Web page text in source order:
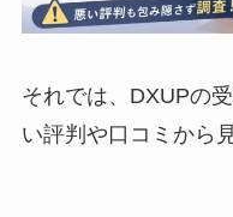
それでは、DXUPの
い評判や口コミから